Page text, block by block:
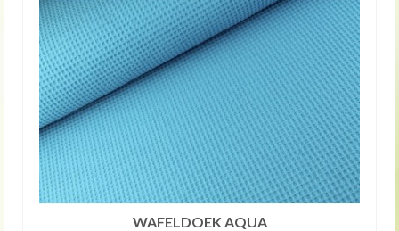
WAFELDOEK AQUA